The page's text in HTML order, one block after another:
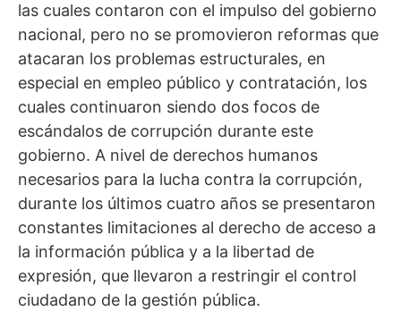
las cuales contaron con el impulso del gobierno
nacional, pero no se promovieron reformas que
atacaran los problemas estructurales, en
especial en empleo público y contratación, los
cuales continuaron siendo dos focos de
escándalos de corrupción durante este
gobierno. A nivel de derechos humanos
necesarios para la lucha contra la corrupción,
durante los últimos cuatro años se presentaron
constantes limitaciones al derecho de acceso a
la información pública y a la libertad de
expresión, que llevaron a restringir el control
ciudadano de la gestión pública.